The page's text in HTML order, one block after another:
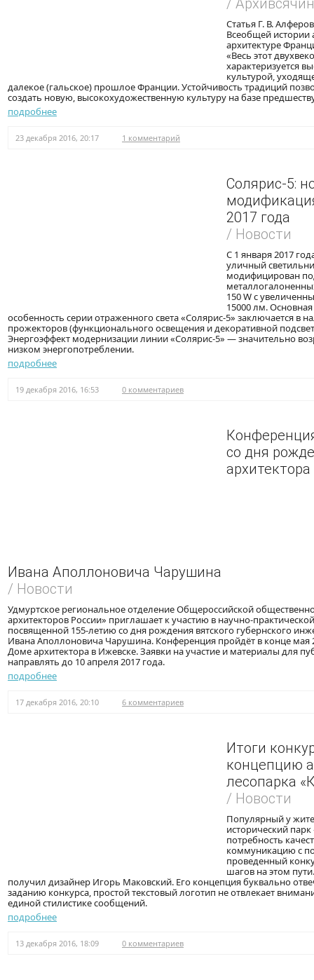
/
Статья Г. В.
Всеобщей истории
архитектуре
«Весь этот
характеризуется
культурой,
далекое (гальское) прошлое Франции. Устойчивость традиций
создать новую, высокохудожественную культуру на базе
подробнее
23 декабря 2016, 20:17 1 комментарий
Солярис-5:
2017 года
/ Новости
С 1 января 2017
уличный
модифицирован
150 W с
15000 лм.
особенность серии отраженного света «Солярис-5» заключается в
прожекторов (функционального освещения и декоративной
Энергоэффект модернизации линии «Солярис-5» — значительно
низком энергопотреблении.
подробнее
19 декабря 2016, 16:53 0 комментариев
со дня
архитектора
Ивана Аполлоновича Чарушина
/ Новости
Удмуртское региональное отделение Общероссийской
архитекторов России» приглашает к участию в научно-
посвященной 155-летию со дня рождения вятского губернского
Ивана Аполлоновича Чарушина. Конференция пройдёт в конце мая
Доме архитектора в Ижевске. Заявки на участие и материалы для
направлять до 10 апреля 2017 года.
подробнее
17 декабря 2016, 20:10 6 комментариев
Итоги
концепцию
лесопарка
/ Новости
Популярный у
исторический
потребность
коммуникацию с
проведенный
шагов на этом
получил дизайнер Игорь Маковский. Его концепция буквально
заданию конкурса, простой текстовый логотип не отвлекает
единой стилистике сообщений.
подробнее
13 декабря 2016, 18:09 0 комментариев